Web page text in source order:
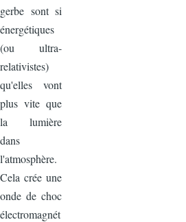
gerbe sont si
énergétiques
(ou ultra-
relativistes)
qu'elles vont
plus vite que
la lumière
dans
l'atmosphère.
Cela crée une
onde de choc
électromagnét